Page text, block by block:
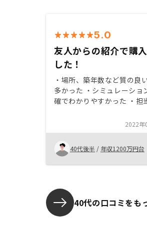
5.0
友人からの紹介で購
した！
・場所、築年数など質の良
多かった ・シミュレーショ
確でわかりやすかった ・担
サポートしていただいてい
伝わって来た。 ・今回の購
命保険の代わりで購入 ・妻
介して購入検討してます
2022年
40代後半 / 年収1200万円台
40代の口コミをも